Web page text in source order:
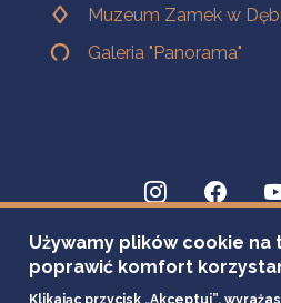
Muzeum Zamek w
Galeria "Panorama"
Używamy plików cookie na
poprawić komfort
Klikając przycisk „Akceptuj”,